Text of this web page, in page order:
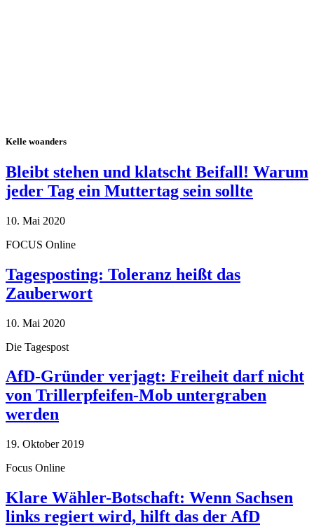
Kelle woanders
Bleibt stehen und klatscht Beifall! Warum
jeder Tag ein Muttertag sein sollte
10. Mai 2020
FOCUS Online
Tagesposting: Toleranz heißt das
Zauberwort
10. Mai 2020
Die Tagespost
AfD-Gründer verjagt: Freiheit darf nicht
von Trillerpfeifen-Mob untergraben
werden
19. Oktober 2019
Focus Online
Klare Wähler-Botschaft: Wenn Sachsen
links regiert wird, hilft das der AfD